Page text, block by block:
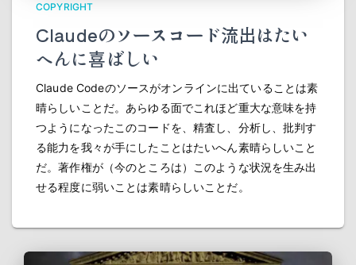
COPYRIGHT
Claudeのソースコード流出はたい
へんに喜ばしい
Claude Codeのソースがオンラインに出ていることは素
晴らしいことだ。あらゆる面でこれほど重大な意味を持
つようになったこのコードを、精査し、分析し、批判す
る能力を我々が手にしたことはたいへん素晴らしいこと
だ。著作権が（今のところは）このような状況を生み出
せる程度に弱いことは素晴らしいことだ。